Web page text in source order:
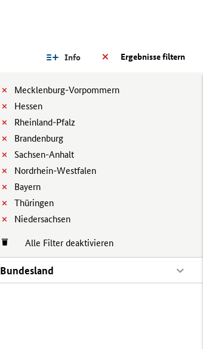
Ergebnisse filtern
Info
Mecklenburg-Vorpommern
Hessen
Rheinland-Pfalz
Brandenburg
Sachsen-Anhalt
Nordrhein-Westfalen
Bayern
Thüringen
Niedersachsen
Alle Filter deaktivieren
Bundesland